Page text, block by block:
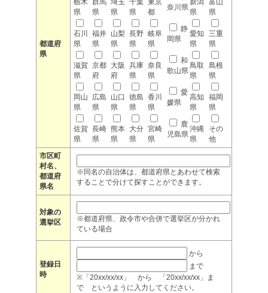
都道府
県
栃木
県
群馬
県
埼玉
県
千葉
県
東京
都
奈川県
新潟
県
富山
県
石川
県
福井
県
山梨
県
長野
県
岐阜
県
静
岡県
愛知
県
三重
県
滋賀
県
京都
府
大阪
府
兵庫
県
奈良
県
和
歌山県
鳥取
県
島根
県
岡山
県
広島
県
山口
県
徳島
県
香川
県
愛
媛県
高知
県
福岡
県
佐賀
県
長崎
県
熊本
県
大分
県
宮崎
県
鹿
児島県
沖縄
県
その
他
市区町
村名、
都道府
県名
※同名の自治体は、都道府県とあわせて検索
することで分けて探すことができます。
対象の
選挙区
※都道府県、政令市や合併で選挙区が分かれ
ている場合
登録日
時
から
まで
※「20xx/xx/xx」 から 「20xx/xx/xx」ま
で というように入力してください。